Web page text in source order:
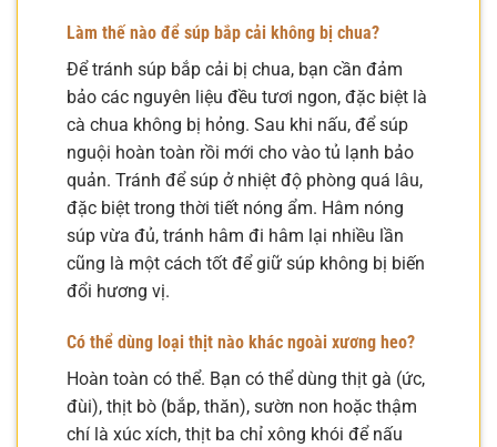
Làm thế nào để súp bắp cải không bị chua?
Để tránh súp bắp cải bị chua, bạn cần đảm
bảo các nguyên liệu đều tươi ngon, đặc biệt là
cà chua không bị hỏng. Sau khi nấu, để súp
nguội hoàn toàn rồi mới cho vào tủ lạnh bảo
quản. Tránh để súp ở nhiệt độ phòng quá lâu,
đặc biệt trong thời tiết nóng ẩm. Hâm nóng
súp vừa đủ, tránh hâm đi hâm lại nhiều lần
cũng là một cách tốt để giữ súp không bị biến
đổi hương vị.
Có thể dùng loại thịt nào khác ngoài xương heo?
Hoàn toàn có thể. Bạn có thể dùng thịt gà (ức,
đùi), thịt bò (bắp, thăn), sườn non hoặc thậm
chí là xúc xích, thịt ba chỉ xông khói để nấu